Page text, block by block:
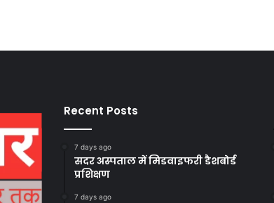
Recent Posts
7 days ago
सदर अस्पताल में मिडवाइफरी डैशबोर्ड
प्रशिक्षण
7 days ago